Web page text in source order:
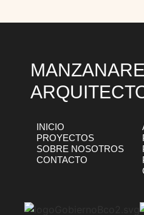
INICIO
PROYECTOS
SOBRE NOSOTROS
CONTACTO